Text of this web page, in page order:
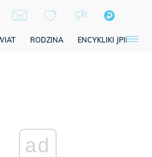
RODZINA ENCYKLIKI JPII
ad